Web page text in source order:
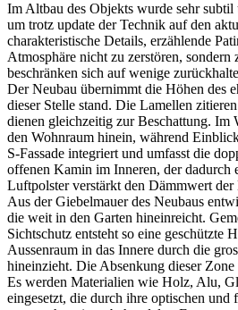
Im Altbau des Objekts wurde sehr
um trotz update der Technik auf den
charakteristische Details, erzählende
Atmosphäre nicht zu zerstören, sondern
beschränken sich auf wenige
Der Neubau übernimmt die Höhen des
dieser Stelle stand. Die Lamellen
dienen gleichzeitig zur Beschattung. Im
den Wohnraum hinein, während
S-Fassade integriert und umfasst die
offenen Kamin im Inneren, der dadurch
Luftpolster verstärkt den Dämmwert
Aus der Giebelmauer des Neubaus
die weit in den Garten hineinreicht.
Sichtschutz entsteht so eine geschützte
Aussenraum in das Innere durch die
hineinzieht. Die Absenkung dieser
Es werden Materialien wie Holz, Alu,
eingesetzt, die durch ihre optischen und